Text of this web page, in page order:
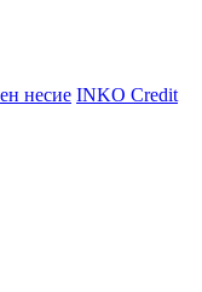
несие INKO Credit